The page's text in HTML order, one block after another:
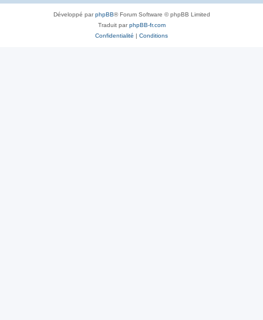
Développé parphpBB® Forum Software © phpBB Limited
Traduit parphpBB-fr.com
Confidentialité | Conditions